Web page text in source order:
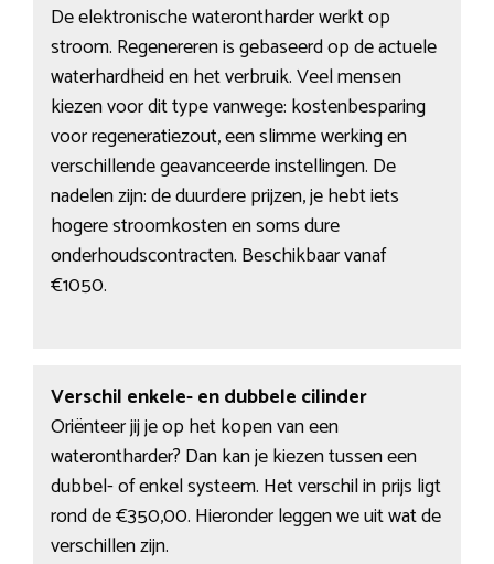
De elektronische waterontharder werkt op
stroom. Regenereren is gebaseerd op de actuele
waterhardheid en het verbruik. Veel mensen
kiezen voor dit type vanwege: kostenbesparing
voor regeneratiezout, een slimme werking en
verschillende geavanceerde instellingen. De
nadelen zijn: de duurdere prijzen, je hebt iets
hogere stroomkosten en soms dure
onderhoudscontracten. Beschikbaar vanaf
€1050.
Verschil enkele- en dubbele cilinder
Oriënteer jij je op het kopen van een
waterontharder? Dan kan je kiezen tussen een
dubbel- of enkel systeem. Het verschil in prijs ligt
rond de €350,00. Hieronder leggen we uit wat de
verschillen zijn.